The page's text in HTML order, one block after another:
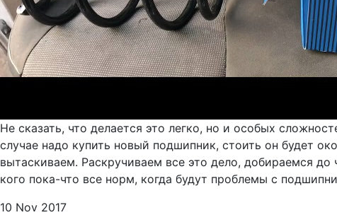
Не сказать, что делается это легко, но и особых
случае надо купить новый подшипник, стоить он будет
вытаскиваем. Раскручиваем все это дело, добираемся
кого пока-что все норм, когда будут проблемы с
10 Nov 2017